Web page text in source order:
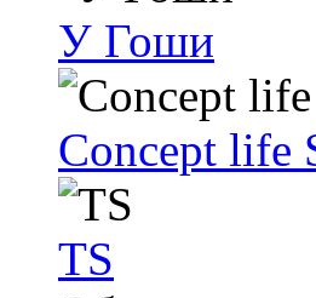
У Гоши
Concept life
TS